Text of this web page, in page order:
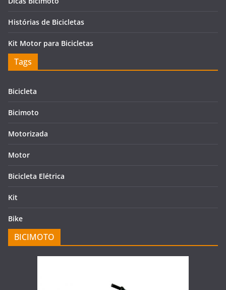
Histórias de Bicicletas
Kit Motor para Bicicletas
Tags
Bicicleta
Bicimoto
Motorizada
Motor
Bicicleta Elétrica
Kit
Bike
BICIMOTO